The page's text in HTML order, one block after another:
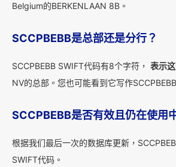
Belgium的BERKENLAAN 8B。
SCCPBEBB是总部还是分行？
SCCPBEBB SWIFT代码有8个字符， 表示
NV的总部。您也可能看到它写作
SCCPBEBB是否有效且仍在使用
根据我们最后一次的数据库更新，
SWIFT代码。